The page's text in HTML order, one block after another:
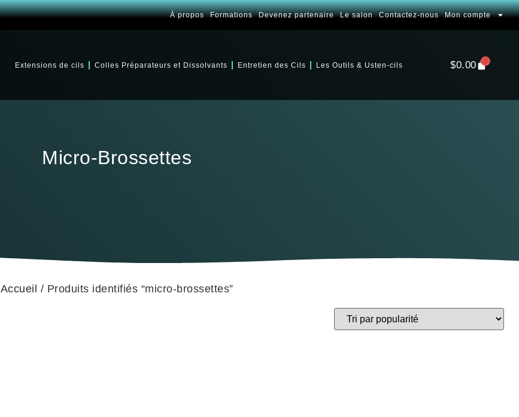
À propos Formations Devenez partenaire Le salon Contactez-nous Mon compte
Extensions de cils Colles Préparateurs et Dissolvants Entretien des Cils Les Outils & Usten-cils $0.00 0
Micro-Brossettes
Accueil / Produits identifiés “micro-brossettes”